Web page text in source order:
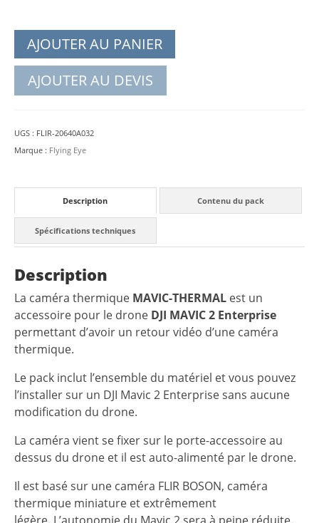
AJOUTER AU PANIER
AJOUTER AU DEVIS
UGS : FLIR-20640A032
Marque : Flying Eye
Description Contenu du pack
Spécifications techniques
Description
La caméra thermique MAVIC-THERMAL est un
accessoire pour le drone DJI MAVIC 2 Enterprise
permettant d’avoir un retour vidéo d’une caméra
thermique.
Le pack inclut l’ensemble du matériel et vous pouvez
l’installer sur un DJI Mavic 2 Enterprise sans aucune
modification du drone.
La caméra vient se fixer sur le porte-accessoire au
dessus du drone et il est auto-alimenté par le drone.
Il est basé sur une caméra FLIR BOSON, caméra
thermique miniature et extrêmement